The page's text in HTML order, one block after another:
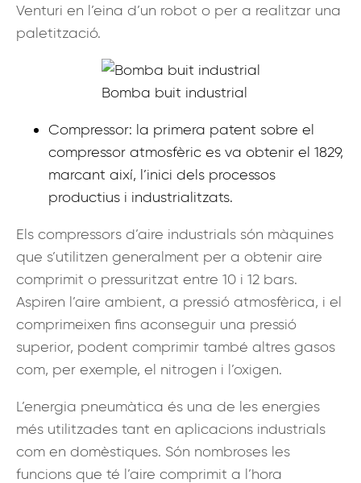
Venturi en l’eina d’un robot o per a realitzar una
paletització.
Bomba buit industrial
Compressor: la primera patent sobre el
compressor atmosfèric es va obtenir el 1829,
marcant així, l’inici dels processos
productius i industrialitzats.
Els compressors d’aire industrials són màquines
que s’utilitzen generalment per a obtenir aire
comprimit o pressuritzat entre 10 i 12 bars.
Aspiren l’aire ambient, a pressió atmosfèrica, i el
comprimeixen fins aconseguir una pressió
superior, podent comprimir també altres gasos
com, per exemple, el nitrogen i l’oxigen.
L’energia pneumàtica és una de les energies
més utilitzades tant en aplicacions industrials
com en domèstiques. Són nombroses les
funcions que té l’aire comprimit a l’hora